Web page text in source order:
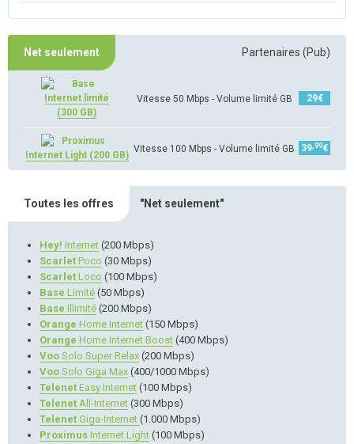
Net seulement Partenaires (Pub)
Internet limité
(300 GB)
Vitesse 50 Mbps - Volume limité GB 29€
Internet Light (200 GB)
Vitesse 100 Mbps - Volume limité GB 39 ,99€
Toutes les offres "Net seulement"
Hey! Internet (200 Mbps)
Scarlet Poco (30 Mbps)
Scarlet Loco (100 Mbps)
Base Limité (50 Mbps)
Base Illimité (200 Mbps)
Orange Home Internet (150 Mbps)
Orange Home Internet Boost (400 Mbps)
Voo Solo Super Relax (200 Mbps)
Voo Solo Giga Max (400/1000 Mbps)
Telenet Easy Internet (100 Mbps)
Telenet All-Internet (300 Mbps)
Telenet Giga-Internet (1.000 Mbps)
Proximus Internet Light (100 Mbps)